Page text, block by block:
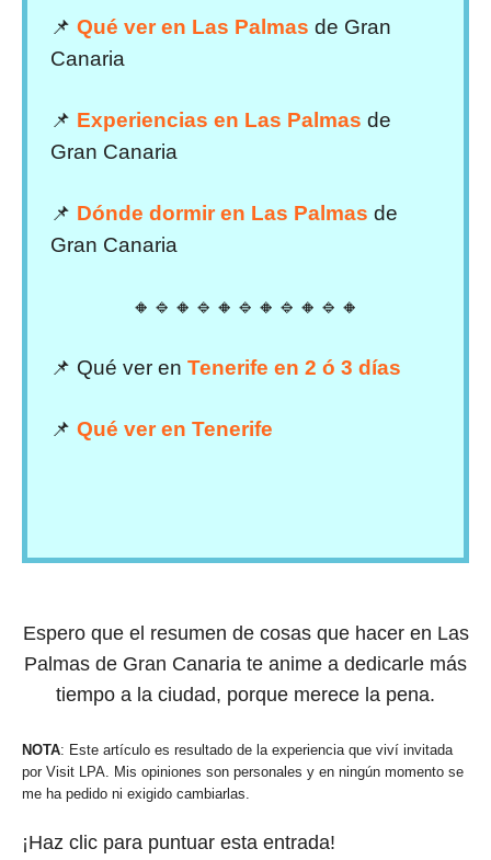
📌Qué ver en Las Palmas de Gran
Canaria
📌 Experiencias en Las Palmas de
Gran Canaria
📌 Dónde dormir en Las Palmas de
Gran Canaria
🔸🔹🔸🔹🔸🔹🔸🔹🔸🔹🔸
📌 Qué ver enTenerife en 2 ó 3 días
📌Qué ver en Tenerife
Espero que el resumen de cosas que hacer en Las
Palmas de Gran Canaria te anime a dedicarle más
tiempo a la ciudad, porque merece la pena.
NOTA: Este artículo es resultado de la experiencia que viví invitada
por Visit LPA. Mis opiniones son personales y en ningún momento se
me ha pedido ni exigido cambiarlas.
¡Haz clic para puntuar esta entrada!